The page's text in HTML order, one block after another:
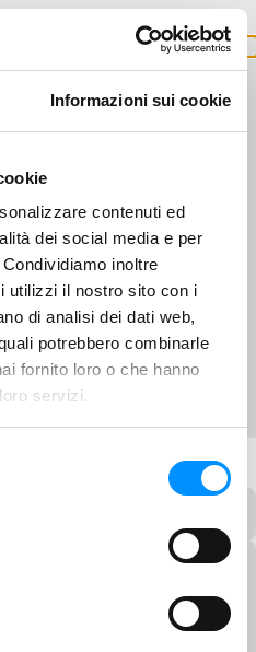
Informazioni sui cookie
contenuti ed
dei social media e per
inoltre
utilizzi il nostro sito con i
di analisi dei dati web,
potrebbero combinarle
fornito loro o che hanno
servizi.